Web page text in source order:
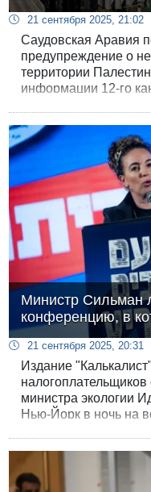
21 сентября 2025, 21:02
Саудовская Аравия
предупреждение о
территории
информации 12-го
Авраама.
Министр Сильман
конференцию, в
21 сентября 2025, 20:31
Издание
министра экологии
Нью-Йорк в ночь на
официально не